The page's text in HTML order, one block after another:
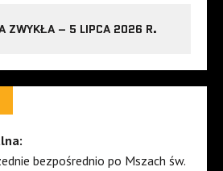
ZWYKŁA – 5 LIPCA 2026 R.
bezpośrednio po Mszach św.